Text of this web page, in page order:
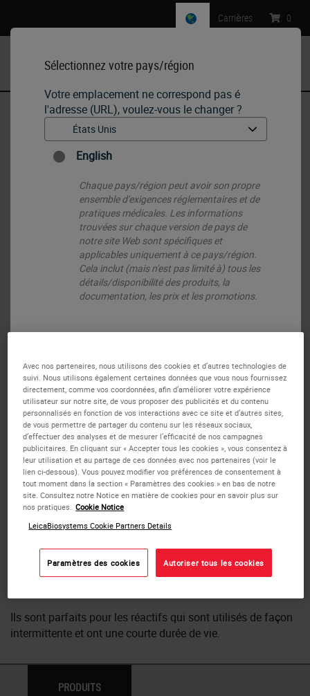
Sélectionnez votre pays/région
Votre emplacement ne correspond pas é
l'adresse (URL), voulez-vous le changer ?
English
Chaque pays/région peut avoir son propre
ensemble d'exigences réglementaires et de
pratiques médicales. Les informations
trouvées sur chaque version de pays de
notre site Web sont spécifiques et
applicables uniquement à ce pays/région.
Cela inclut (mais n'est pas limité à) tous les
détails/disponibilité des produits, la
documentation, les prix et les promotions.
Oui ou Non
Carrières : 0
IHC & ISH • Ancillaries & Consumables
Bond Open Containers 7 mL
Bond Open Containers 7 mL
Les Conteneurs ouverts Bond 7 mL permettent l'utilisation
de réactifs de n'importe quelle provenance avec le système
Bond.
Chaque conteneur peut être rempli plusieurs fois jusqu'à ce
qu'un total de 40 ml ait été distribué.
Ils sont parfaits pour les réactifs qui sont utilisés de façon
intermittente et ont une courte durée de vie.
PRODUITS
Avec nos partenaires, nous utilisons des cookies et d’autres technologies de
suivi. Nous utilisons également certaines données que vous nous fournissez
directement, comme vos coordonnées, afin d’améliorer votre expérience
utilisateur sur notre site, de vous proposer des publicités et du contenu
personnalisés en fonction de vos interactions avec ce site et d’autres sites,
de vous permettre de partager du contenu sur les réseaux sociaux,
d’effectuer des analyses et de mesurer l’efficacité de nos campagnes
publicitaires. En cliquant sur « Accepter tous les cookies », vous consentez à
leur utilisation et au partage de ces données avec nos partenaires (voir le
lien ci-dessous). Vous pouvez modifier vos préférences de consentement à
tout moment dans la section « Paramètres des cookies » en bas de notre
site. Consultez notre Notice en matière de cookies pour en savoir plus sur
nos pratiques. Cookie Notice
LeicaBiosystems Cookie Partners Details
Paramètres des cookies Autoriser tous les cookies